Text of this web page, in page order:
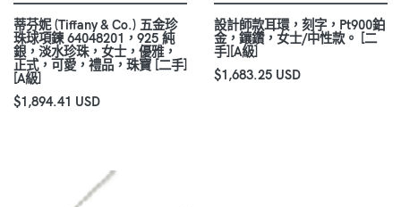
蒂芬妮 (Tiffany & Co.) 五金珍
珠球項鍊 64048201，925 純
銀，淡水珍珠，女士，優雅，
正式，可愛，禮品，珠寶 [二手]
[A級]
$1,894.41 USD
設計師款耳環，刻字，Pt900鉑
金，鑲鑽，女士/中性款。 [二
手][A級]
$1,683.25 USD